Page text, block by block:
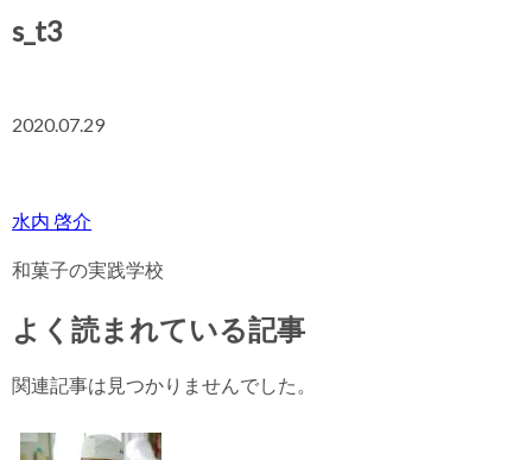
s_t3
2020.07.29
水内 啓介
和菓子の実践学校
よく読まれている記事
関連記事は見つかりませんでした。